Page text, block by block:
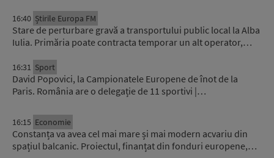
16:40 Știrile Europa FM
Stare de perturbare gravă a transportului public local la Alba
Iulia. Primăria poate contracta temporar un alt operator,…
16:31 Sport
David Popovici, la Campionatele Europene de înot de la
Paris. România are o delegație de 11 sportivi |…
16:15 Economie
Constanța va avea cel mai mare și mai modern acvariu din
spațiul balcanic. Proiectul, finanțat din fonduri europene,…